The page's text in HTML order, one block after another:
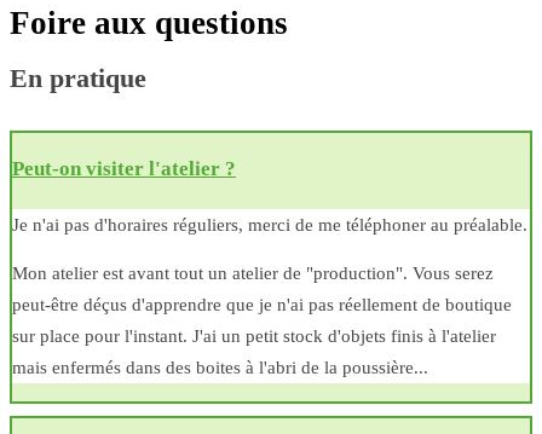
Foire aux questions
En pratique
Peut-on visiter l'atelier ?
Je n'ai pas d'horaires réguliers, merci de me téléphoner au préalable.
Mon atelier est avant tout un atelier de "production". Vous serez
peut-être déçus d'apprendre que je n'ai pas réellement de boutique
sur place pour l'instant. J'ai un petit stock d'objets finis à l'atelier
mais enfermés dans des boites à l'abri de la poussière...